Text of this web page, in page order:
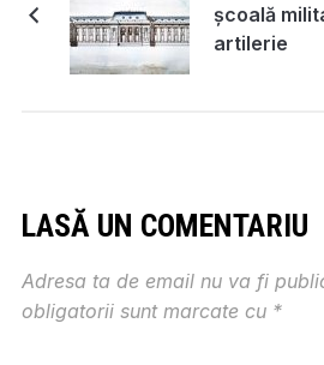
şcoală
artilerie
LASĂ UN COMENTARIU
Adresa ta de email nu va fi
obligatorii sunt marcate cu *